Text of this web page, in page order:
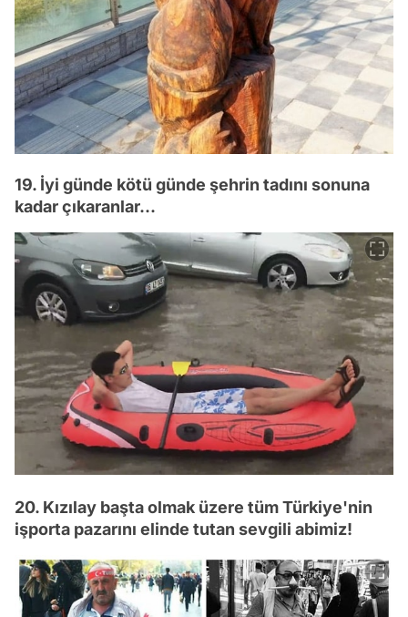
19. İyi günde kötü günde şehrin tadını sonuna
kadar çıkaranlar...
20. Kızılay başta olmak üzere tüm Türkiye'nin
işporta pazarını elinde tutan sevgili abimiz!